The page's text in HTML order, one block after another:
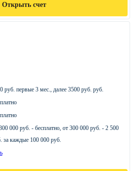
Открыть счет
руб. первые 3 мес., далее 3500 руб. руб.
000 руб. - бесплатно, от 300 000 руб. - 2 500
за каждые 100 000 руб.